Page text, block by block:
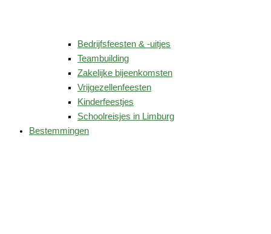
Bedrijfsfeesten & -uitjes
Teambuilding
Zakelijke bijeenkomsten
Vrijgezellenfeesten
Kinderfeestjes
Schoolreisjes in Limburg
Bestemmingen